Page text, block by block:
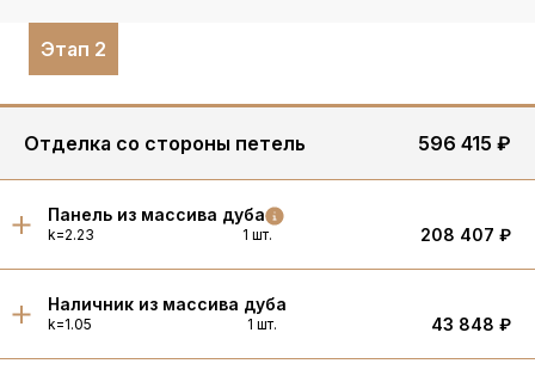
Этап 2
Отделка со стороны петель 596 415 ₽
Панель из массива дуба
k=2.23 1 шт. 208 407 ₽
Наличник из массива дуба
k=1.05 1 шт. 43 848 ₽